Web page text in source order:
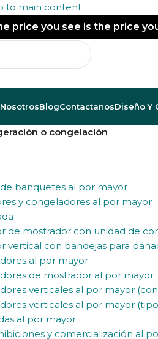
to main content
price you see is the price
BlogContactanosDiseño Y
o congelación
banquetes al por mayor
y congeladores al por mayor
de mostrador con unidad de
vertical con bandejas para
al por mayor
de mostrador al por mayor
verticales al por mayor
verticales al por mayor
al por mayor
y comercialización al